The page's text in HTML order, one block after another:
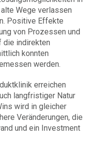
Wege verlassen
Positive Effekte
von Prozessen und
die indirekten
konnten
werden.
erreichen
langfristiger Natur
wird in gleicher
Veränderungen, die
und ein Investment